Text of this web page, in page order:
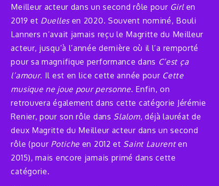
Meilleur acteur dans un second rôle pour Girlen
2019 et Duellesen 2020. Souvent nominé, Bouli
Lanners n’avait jamais reçu le Magritte du Meilleur
acteur, jusqu’à l’année dernière où il l’a remporté
pour sa magnifique performance dans C’est ça
l’amour. Il est en lice cette année pour Cette
musique ne joue pour personne. Enfin, on
retrouvera également dans cette catégorie Jérémie
Renier, pour son rôle dans Slalom, déjà lauréat de
deux Magritte du Meilleur acteur dans un second
rôle (pour Potiche en 2012 et Saint Laurenten
2015), mais encore jamais primé dans cette
catégorie.